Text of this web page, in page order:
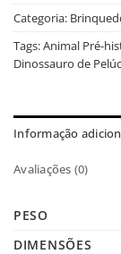
Categoria:
Tags:Animal Pré-
Dinossauro de
Informação
Avaliações (0)
PESO
DIMENSÕES